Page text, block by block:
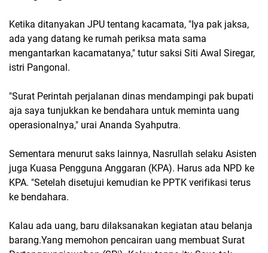
Ketika ditanyakan JPU tentang kacamata, "Iya pak jaksa,
ada yang datang ke rumah periksa mata sama
mengantarkan kacamatanya," tutur saksi Siti Awal Siregar,
istri Pangonal.
"Surat Perintah perjalanan dinas mendampingi pak bupati
aja saya tunjukkan ke bendahara untuk meminta uang
operasionalnya," urai Ananda Syahputra.
Sementara menurut saks lainnya, Nasrullah selaku Asisten
juga Kuasa Pengguna Anggaran (KPA). Harus ada NPD ke
KPA. "Setelah disetujui kemudian ke PPTK verifikasi terus
ke bendahara.
Kalau ada uang, baru dilaksanakan kegiatan atau belanja
barang.Yang memohon pencairan uang membuat Surat